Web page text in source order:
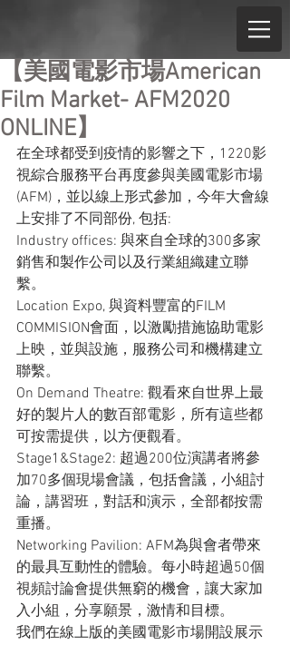
【美國電影市場American
Film Market- AFM2020
ONLINE】
在全球都受到疫情的影響之下，1220影
視綜合服務平台再度參與美國電影市場
(AFM)，並以線上形式參加，今年大會線
上安排了不同部份, 包括:
Industry offices: 與來自全球的300多家
銷售和製作公司以及行業組織建立聯
繫。
Location Expo, 與資料豐富的FILM
COMMISION會面，以激勵措施協助電影
上映，並與設施，服務公司和機構建立
聯繫。
On Demand Theatre: 觀看來自世界上最
好的製片人的數百部電影，所有這些都
可按需提供，以方便觀看。
Stage1&Stage2: 超過200位演講者將參
加70多個現場會議，包括會議，小組討
論，講習班，對話和演示，全部都按需
重播。
Networking Pavilion: AFM為與會者帶來
的最具互動性的體驗。每小時超過50個
視頻討論會提供無窮的機會，讓大家加
入小組，分享願景，激情和目標。
我們在線上版的美國電影市場開設展示